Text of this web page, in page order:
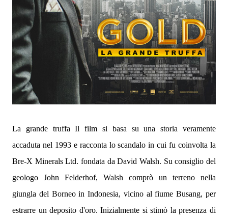
La grande truffa Il film si basa su una storia veramente
accaduta nel 1993 e racconta lo scandalo in cui fu coinvolta la
Bre-X Minerals Ltd. fondata da David Walsh. Su consiglio del
geologo John Felderhof, Walsh comprò un terreno nella
giungla del Borneo in Indonesia, vicino al fiume Busang, per
estrarre un deposito d'oro. Inizialmente si stimò la presenza di